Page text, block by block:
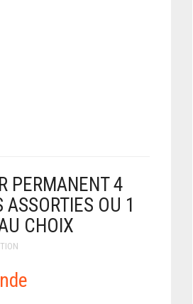
PERMANENT 4
ASSORTIES OU 1
CHOIX